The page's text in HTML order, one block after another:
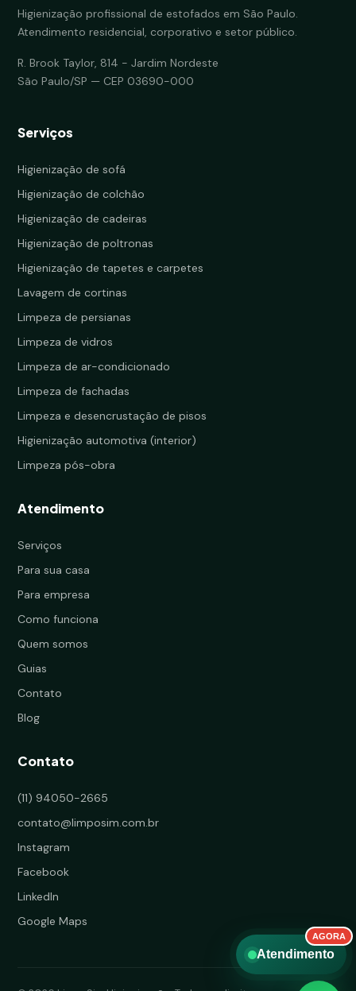
Higienização profissional de estofados em São Paulo.
Atendimento residencial, corporativo e setor público.
R. Brook Taylor, 814 - Jardim Nordeste
São Paulo/SP — CEP 03690-000
Serviços
Higienização de sofá
Higienização de colchão
Higienização de cadeiras
Higienização de poltronas
Higienização de tapetes e carpetes
Lavagem de cortinas
Limpeza de persianas
Limpeza de vidros
Limpeza de ar-condicionado
Limpeza de fachadas
Limpeza e desencrustação de pisos
Higienização automotiva (interior)
Limpeza pós-obra
Atendimento
Serviços
Para sua casa
Para empresa
Como funciona
Quem somos
Guias
Contato
Blog
Contato
(11) 94050-2665
contato@limposim.com.br
Instagram
Facebook
LinkedIn
Google Maps
Atendimento